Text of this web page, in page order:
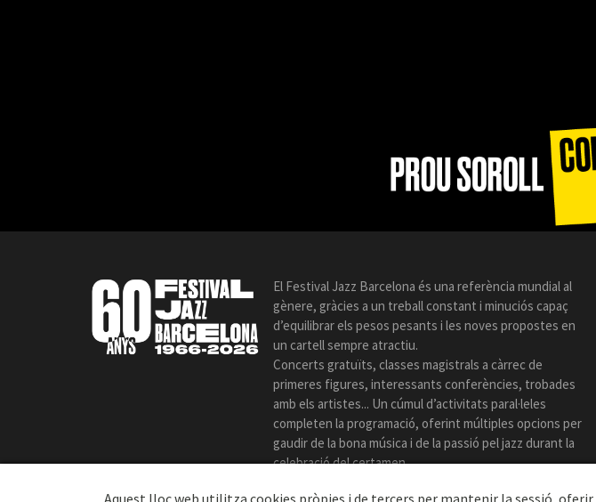
El Festival Jazz Barcelona és una referència mundial al
gènere, gràcies a un treball constant i minuciós capaç
d’equilibrar els pesos pesants i les noves propostes en
un cartell sempre atractiu.
Concerts gratuïts, classes magistrals a càrrec de
primeres figures, interessants conferències, trobades
amb els artistes... Un cúmul d’activitats paral·leles
completen la programació, oferint múltiples opcions per
gaudir de la bona música i de la passió pel jazz durant la
celebració del certamen.
Aquest lloc web utilitza cookies pròpies i de tercers per mantenir la sessió,